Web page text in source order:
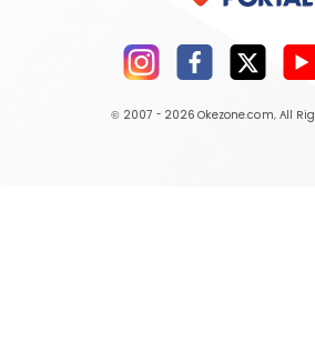
© 2007 - 2026 Okezone.com, All